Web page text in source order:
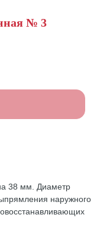
№ 3
38 мм. Диаметр
наружного